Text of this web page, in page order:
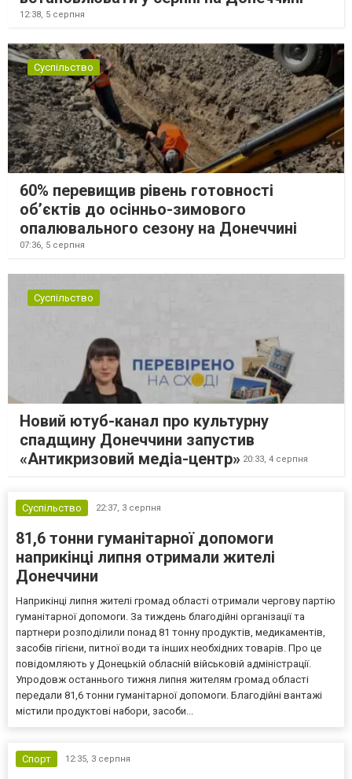
12:38, 5 серпня
Суспільство
60% перевищив рівень готовності
об’єктів до осінньо-зимового
опалювального сезону на Донеччині
07:36, 5 серпня
Суспільство
Новий ютуб-канал про культурну
спадщину Донеччини запустив
«Антикризовий медіа-центр» 20:33, 4 серпня
Суспільство 22:37, 3 серпня
81,6 тонни гуманітарної допомоги
наприкінці липня отримали жителі
Донеччини
Наприкінці липня жителі громад області отримали чергову партію
гуманітарної допомоги. За тиждень благодійні організації та
партнери розподілили понад 81 тонну продуктів, медикаментів,
засобів гігієни, питної води та інших необхідних товарів. Про це
повідомляють у Донецькій обласній військовій адміністрації.
Упродовж останнього тижня липня жителям громад області
передали 81,6 тонни гуманітарної допомоги. Благодійні вантажі
містили продуктові набори, засоби...
Спорт 12:35, 3 серпня